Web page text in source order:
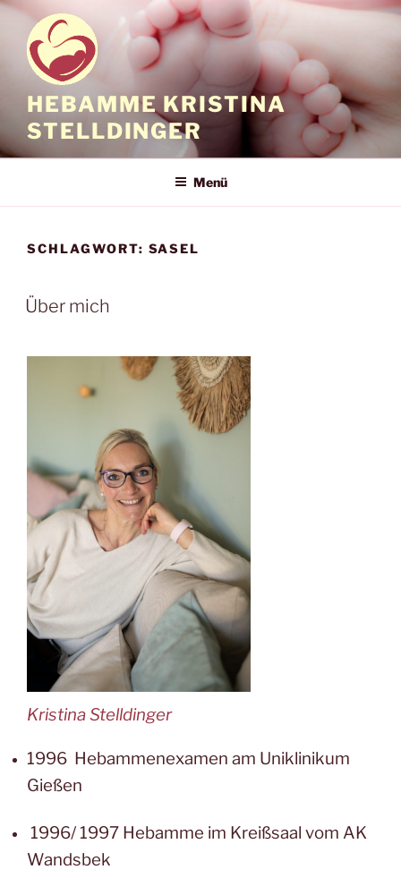
Zum
Inhalt
springen
HEBAMME KRISTINA
STELLDINGER
Menü
SCHLAGWORT: SASEL
Über mich
Kristina Stelldinger
1996 Hebammenexamen am Uniklinikum
Gießen
1996/ 1997 Hebamme im Kreißsaal vom AK
Wandsbek